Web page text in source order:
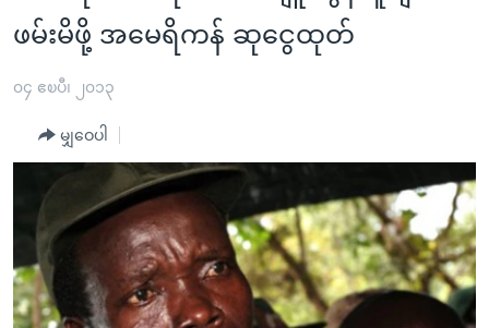
သည့်
များ
အကြောင်းအရာ
ရန်
ပင်မ
ကမ္ဘာ့သတင်းများ
နိုင်ငံတကာ
အစ္စရေး-ပါလက်စတိုင်း
ဗွီဒီယို
ရပ်ဝန်းတခု လမ်းတခု အလွန်
အင်္ဂလိပ်စာလေ့လာမယ်
အမေရိကန်သုံးအီဒီယံ
မကြေးမုံရဲ့ အင်္ဂလိပ်စာ
ရုပ်ရှင်ထဲက အင်္ဂလိပ်စာ
အပတ်စဉ်ကဏ္ဍများ
ရေဒီယို
တီဗွီ
ရေဒီယိုနှင့်ရုပ်သံ အချက်အလက်များ
ရေဒီယို/တီဗွီအစီအစဉ်
ဖမ်းမိဖို့ အမေရိကန် ဆုငွေထုတ်
၀၄ ဧၿပီ၊ ၂၀၁၃
မျှဝေပါ